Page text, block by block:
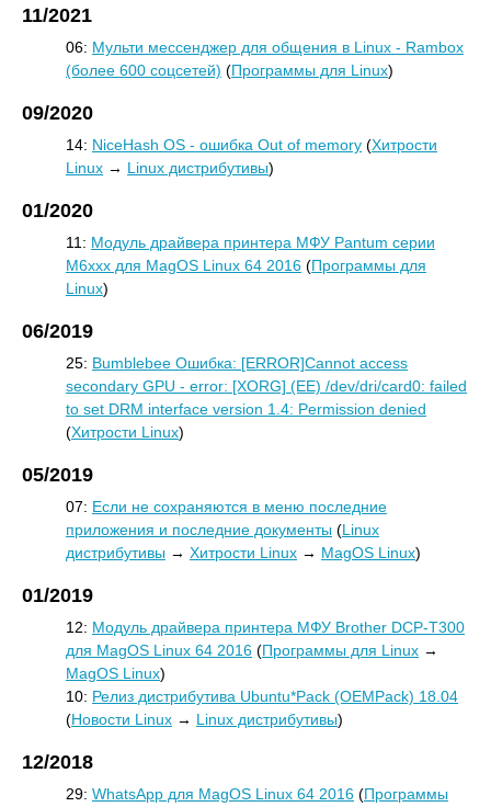
11/2021
06: Мульти мессенджер для общения в Linux - Rambox
(более 600 соцсетей) (Программы для Linux)
09/2020
14: NiceHash OS - ошибка Out of memory (Хитрости
Linux → Linux дистрибутивы)
01/2020
11: Модуль драйвера принтера МФУ Pantum серии
M6xxx для MagOS Linux 64 2016 (Программы для
Linux)
06/2019
25: Bumblebee Ошибка: [ERROR]Cannot access
secondary GPU - error: [XORG] (EE) /dev/dri/card0: failed
to set DRM interface version 1.4: Permission denied
(Хитрости Linux)
05/2019
07: Если не сохраняются в меню последние
приложения и последние документы (Linux
дистрибутивы → Хитрости Linux → MagOS Linux)
01/2019
12: Модуль драйвера принтера МФУ Brother DCP-T300
для MagOS Linux 64 2016 (Программы для Linux →
MagOS Linux)
10: Релиз дистрибутива Ubuntu*Pack (OEMPack) 18.04
(Новости Linux → Linux дистрибутивы)
12/2018
29: WhatsApp для MagOS Linux 64 2016 (Программы